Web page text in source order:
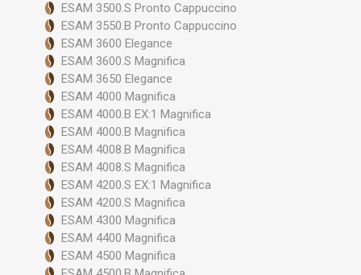
ESAM 3500.S Pronto Cappuccino
ESAM 3550.B Pronto Cappuccino
ESAM 3600 Elegance
ESAM 3600.S Magnifica
ESAM 3650 Elegance
ESAM 4000 Magnifica
ESAM 4000.B EX:1 Magnifica
ESAM 4000.B Magnifica
ESAM 4008.B Magnifica
ESAM 4008.S Magnifica
ESAM 4200.S EX:1 Magnifica
ESAM 4200.S Magnifica
ESAM 4300 Magnifica
ESAM 4400 Magnifica
ESAM 4500 Magnifica